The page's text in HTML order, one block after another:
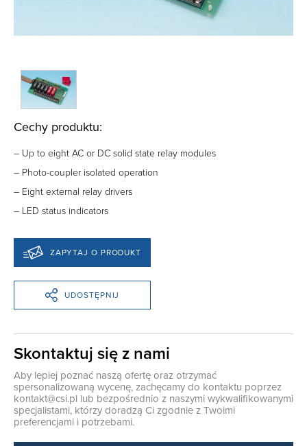
Cechy produktu:
– Up to eight AC or DC solid state relay modules
– Photo-coupler isolated operation
– Eight external relay drivers
– LED status indicators
ZAPYTAJ O PRODUKT
UDOSTĘPNIJ
Skontaktuj się z nami
Aby lepiej poznać naszą ofertę oraz otrzymać
spersonalizowaną wycenę, zachęcamy do kontaktu poprzez
kontakt@csi.pl lub bezpośrednio z naszymi wykwalifikowanymi
specjalistami, którzy doradzą Ci zgodnie z Twoimi
preferencjami i potrzebami.